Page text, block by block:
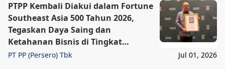
PTPP Kembali Diakui dalam Fortune
Southeast Asia 500 Tahun 2026,
Tegaskan Daya Saing dan
Ketahanan Bisnis di Tingkat
Regional
PT PP (Persero) Tbk Jul 01, 2026